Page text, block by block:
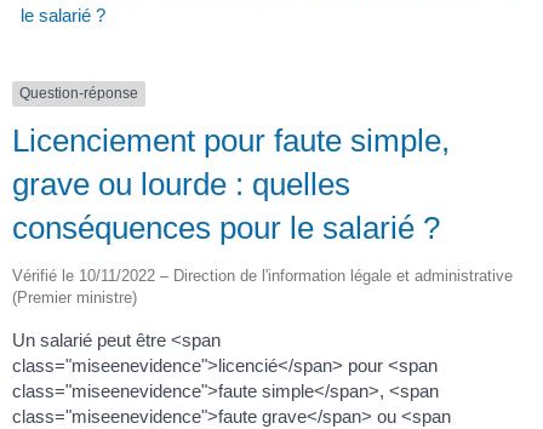
le salarié ?
Question-réponse
Licenciement pour faute simple,
grave ou lourde : quelles
conséquences pour le salarié ?
Vérifié le 10/11/2022 – Direction de l'information légale et administrative
(Premier ministre)
Un salarié peut être <span
class="miseenevidence">licencié</span> pour <span
class="miseenevidence">faute simple</span>, <span
class="miseenevidence">faute grave</span> ou <span